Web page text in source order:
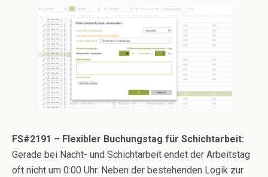
FS#2191 – Flexibler Buchungstag für Schichtarbeit:
Gerade bei Nacht- und Schichtarbeit endet der Arbeitstag
oft nicht um 0:00 Uhr. Neben der bestehenden Logik zur